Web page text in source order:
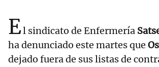
El sindicato de Enfermería
ha denunciado este martes que
dejado fuera de sus listas de